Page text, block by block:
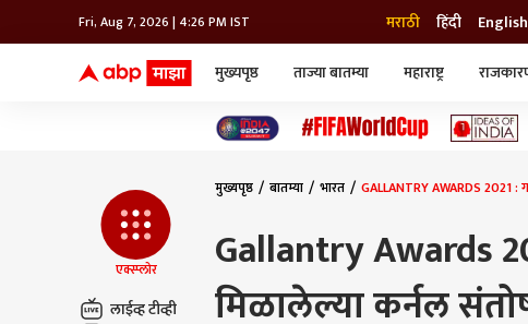
Fri, Aug 7, 2026 | 4:26 PM IST मराठी हिंदी English
मुख्यपृष्ठ ताज्या बातम्या महाराष्ट्र
कोल्हापूर
नवी मुंबई
अमरावती
अकोला
एक्स्प्लोर
लाईव्ह टीव्ही
मुख्यपृष्ठ बातम्या भारत GALLANTRY AWARDS 2021 :
Gallantry Awards
मिळालेल्या कर्नल